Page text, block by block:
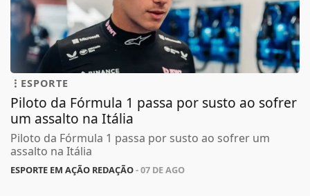
ESPORTE
Piloto da Fórmula 1 passa por susto ao sofrer
um assalto na Itália
Piloto da Fórmula 1 passa por susto ao sofrer um
assalto na Itália
ESPORTE EM AÇÃO REDAÇÃO- 07 DE AGO